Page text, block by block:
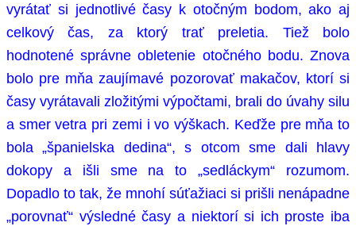
vyrátať si jednotlivé časy k otočným bodom, ako aj
celkový čas, za ktorý trať preletia. Tiež bolo
hodnotené správne obletenie otočného bodu. Znova
bolo pre mňa zaujímavé pozorovať makačov, ktorí si
časy vyrátavali zložitými výpočtami, brali do úvahy silu
a smer vetra pri zemi i vo výškach. Keďže pre mňa to
bola „španielska dedina“, s otcom sme dali hlavy
dokopy a išli sme na to „sedláckym“ rozumom.
Dopadlo to tak, že mnohí súťažiaci si prišli nenápadne
„porovnať“ výsledné časy a niektorí si ich proste iba